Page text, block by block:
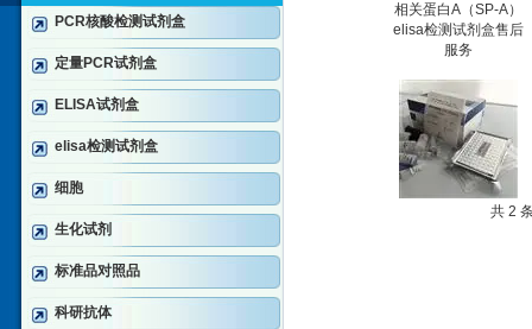
PCR核酸检测试剂盒
定量PCR试剂盒
ELISA试剂盒
elisa检测试剂盒
细胞
生化试剂
标准品对照品
科研抗体
共 2